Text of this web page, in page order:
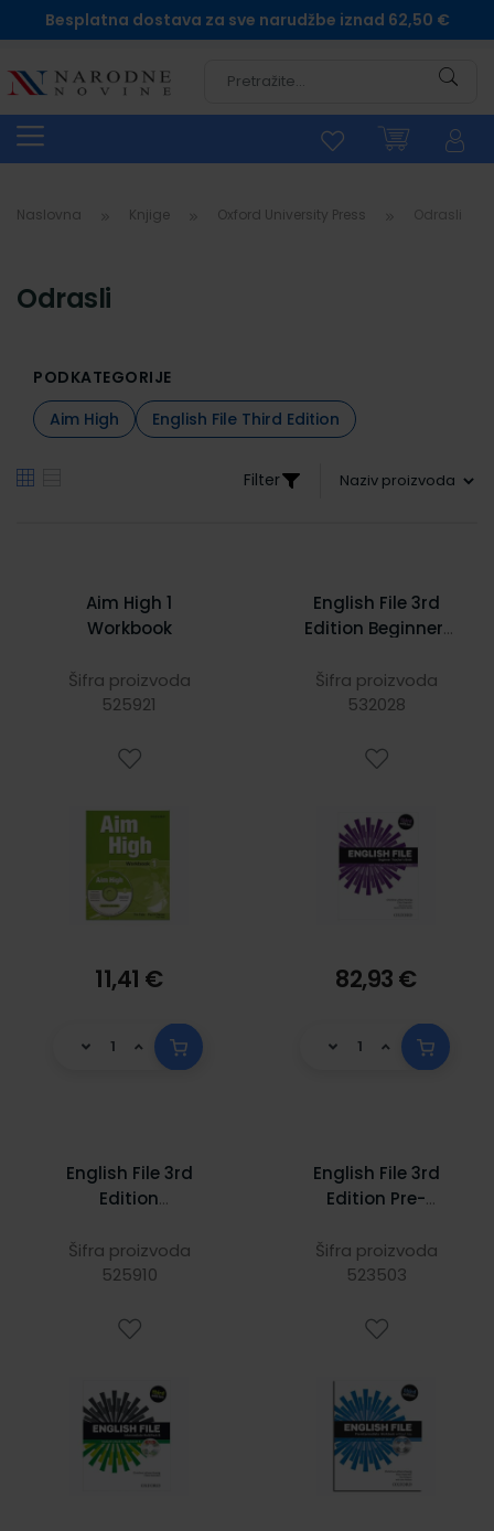
Besplatna dostava za sve narudžbe iznad 62,50 €
Naslovna Knjige Oxford University Press
Odrasli
PODKATEGORIJE
Aim High
English File Third Edition
Filter
Aim High 1
Workbook
Šifra proizvoda
525921
11,41 €
English File 3rd
Edition Beginner:
TST ASS CD-ROM
PK
Šifra proizvoda
532028
82,93 €
English File 3rd
Edition
Multipack B
Šifra proizvoda
525910
English File 3rd
Edition Pre-
Workbook and
iChecker Pack
Šifra proizvoda
523503